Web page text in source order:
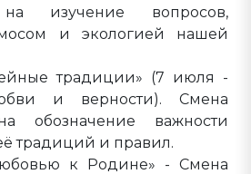
на изучение вопросов,
и экологией нашей
традиции» (7 июля -
и верности). Смена
обозначение важности
традиций и правил.
к Родине» - Смена